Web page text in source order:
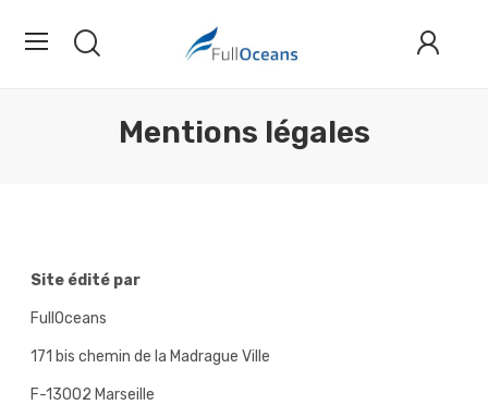
Mentions légales
Site édité par
FullOceans
171 bis chemin de la Madrague Ville
F-13002 Marseille